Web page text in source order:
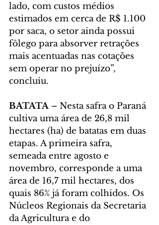
lado, com custos médios
estimados em cerca de R$ 1.100
por saca, o setor ainda possui
fôlego para absorver retrações
mais acentuadas nas cotações
sem operar no prejuízo”,
concluiu.
BATATA – Nesta safra o Paraná
cultiva uma área de 26,8 mil
hectares (ha) de batatas em duas
etapas. A primeira safra,
semeada entre agosto e
novembro, corresponde a uma
área de 16,7 mil hectares, dos
quais 86% já foram colhidos. Os
Núcleos Regionais da Secretaria
da Agricultura e do